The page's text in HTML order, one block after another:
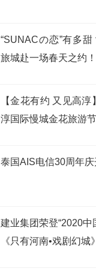
“SUNACの恋”有多
旅城赴一场春天之约！
【金花有约 又见高
淳国际慢城金花旅游
泰国AIS电信30周年
建业集团荣登“2020中
《只有河南•戏剧幻城